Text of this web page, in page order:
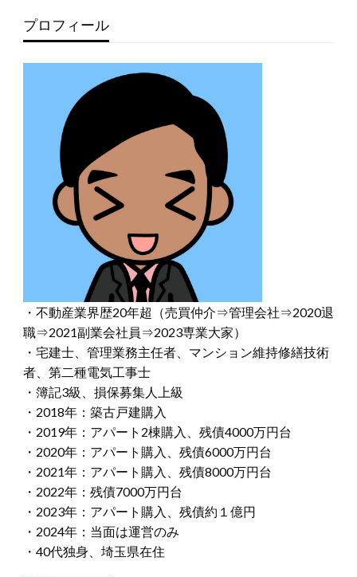
プロフィール
・不動産業界歴20年超（売買仲介⇒管理会社⇒2020退
職⇒2021副業会社員⇒2023専業大家）
・宅建士、管理業務主任者、マンション維持修繕技術
者、第二種電気工事士
・簿記3級、損保募集人上級
・2018年：築古戸建購入
・2019年：アパート2棟購入、残債4000万円台
・2020年：アパート購入、残債6000万円台
・2021年：アパート購入、残債8000万円台
・2022年：残債7000万円台
・2023年：アパート購入、残債約１億円
・2024年：当面は運営のみ
・40代独身、埼玉県在住